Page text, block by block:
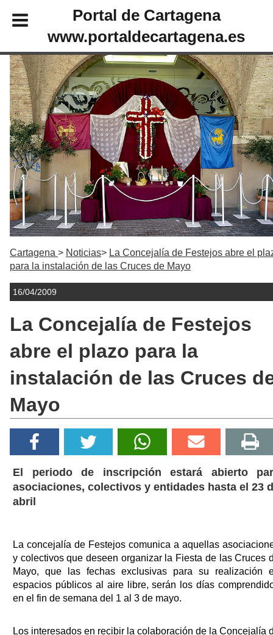
Portal de Cartagena
www.portaldecartagena.es
Cartagena Noticias
La Concejalía de Festejos abre el
para la instalación de las Cruces de Mayo
16/04/2009
La Concejalía de Festejos
abre el plazo para la
instalación de las Cruces
Mayo
El periodo de inscripción estará abierto
asociaciones, colectivos y entidades hasta el 23
abril
La concejalía de Festejos comunica a aquellas
y colectivos que deseen organizar la Fiesta de las Cruces
Mayo, que las fechas exclusivas para su realización
espacios públicos al aire libre, serán los días
en el fin de semana del 1 al 3 de mayo.
Los interesados en recibir la colaboración de la Concejalía